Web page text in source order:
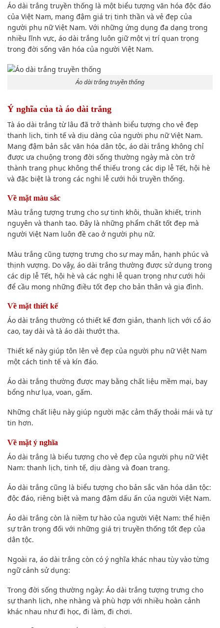
Áo dài trắng truyền thống là một biểu tượng văn hóa độc đáo
của Việt Nam, mang đậm giá trị tinh thần và vẻ đẹp của
người phụ nữ Việt Nam. Với những ứng dụng đa dạng trong
nhiều lĩnh vực, áo dài trắng luôn giữ một vị trí quan trọng
trong đời sống văn hóa của người Việt Nam.
Áo dài trắng truyền thống
Ý nghĩa của tà áo dài trắng
Tà áo dài trắng từ lâu đã trở thành biểu tượng cho vẻ đẹp
thanh lịch, tinh tế và dịu dàng của người phụ nữ Việt Nam.
Mang đậm bản sắc văn hóa dân tộc, áo dài trắng không chỉ
được ưa chuộng trong đời sống thường ngày mà còn trở
thành trang phục không thể thiếu trong các dịp lễ Tết, hội hè
và đặc biệt là trong các nghi lễ cưới hỏi truyền thống.
Về mặt màu sắc
Màu trắng tượng trưng cho sự tinh khôi, thuần khiết, trinh
nguyên và thanh tao. Đây là những phẩm chất tốt đẹp mà
người Việt Nam luôn đề cao ở người phụ nữ.
Màu trắng cũng tượng trưng cho sự may mắn, hạnh phúc và
thịnh vượng. Do vậy, áo dài trắng thường được sử dụng trong
các dịp lễ Tết, hội hè và các nghi lễ quan trọng như cưới hỏi
để cầu mong những điều tốt đẹp cho bản thân và gia đình.
Về mặt thiết kế
Áo dài trắng thường có thiết kế đơn giản, thanh lịch với cổ áo
cao, tay dài và tà áo dài thướt tha.
Thiết kế này giúp tôn lên vẻ đẹp của người phụ nữ Việt Nam
một cách tinh tế và kín đáo.
Áo dài trắng thường được may bằng chất liệu mềm mại, bay
bổng như lụa, voan, gấm.
Những chất liệu này giúp người mặc cảm thấy thoải mái và tự
tin hơn.
Về mặt ý nghĩa
Áo dài trắng là biểu tượng cho vẻ đẹp của người phụ nữ Việt
Nam: thanh lịch, tinh tế, dịu dàng và đoan trang.
Áo dài trắng cũng là biểu tượng cho bản sắc văn hóa dân tộc:
độc đáo, riêng biệt và mang đậm dấu ấn của người Việt Nam.
Áo dài trắng còn là niềm tự hào của người Việt Nam: thể hiện
sự trân trọng đối với những giá trị truyền thống tốt đẹp của
dân tộc.
Ngoài ra, áo dài trắng còn có ý nghĩa khác nhau tùy vào từng
ngữ cảnh sử dụng:
Trong đời sống thường ngày: Áo dài trắng tượng trưng cho
sự thanh lịch, nhẹ nhàng và phù hợp với nhiều hoàn cảnh
khác nhau như đi học, đi làm, đi chơi.